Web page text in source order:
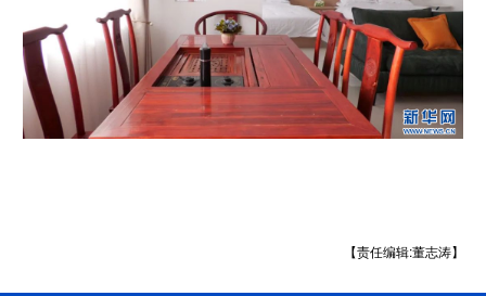
【责任编辑:董志涛】